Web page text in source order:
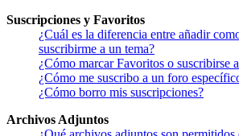
Suscripciones y Favoritos
¿Cuál es la diferencia entre añadir
suscribirme a un tema?
¿Cómo marcar Favoritos o suscribirse
¿Cómo me suscribo a un foro
¿Cómo borro mis suscripciones?
Archivos Adjuntos